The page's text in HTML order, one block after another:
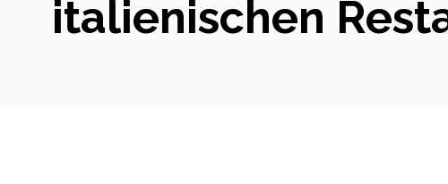
italienischen